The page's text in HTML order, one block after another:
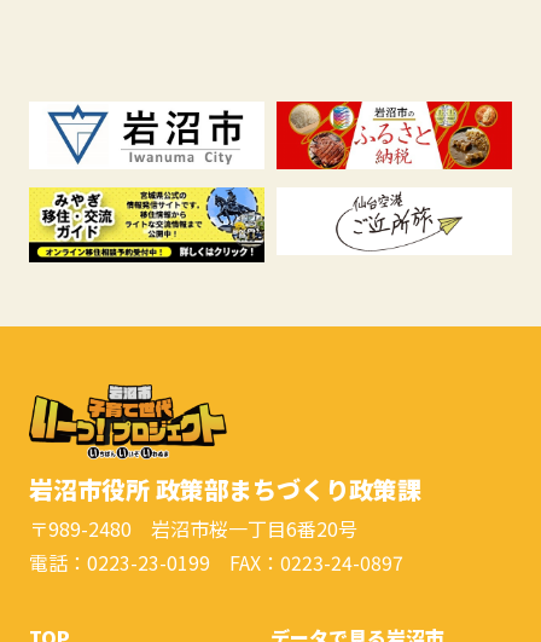
岩沼市役所 政策部まちづくり政策課
〒989-2480 岩沼市桜一丁目6番20号
電話：0223-23-0199 FAX：0223-24-0897